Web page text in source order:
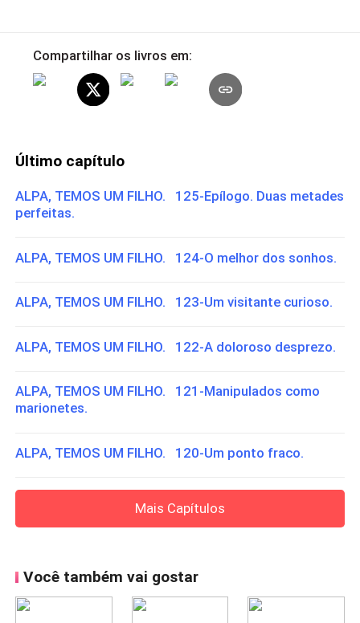
Compartilhar os livros em:
Último capítulo
ALPA, TEMOS UM FILHO. 125-Epílogo. Duas metades
perfeitas.
ALPA, TEMOS UM FILHO. 124-O melhor dos sonhos.
ALPA, TEMOS UM FILHO. 123-Um visitante curioso.
ALPA, TEMOS UM FILHO. 122-A doloroso desprezo.
ALPA, TEMOS UM FILHO. 121-Manipulados como
marionetes.
ALPA, TEMOS UM FILHO. 120-Um ponto fraco.
Mais Capítulos
Você também vai gostar